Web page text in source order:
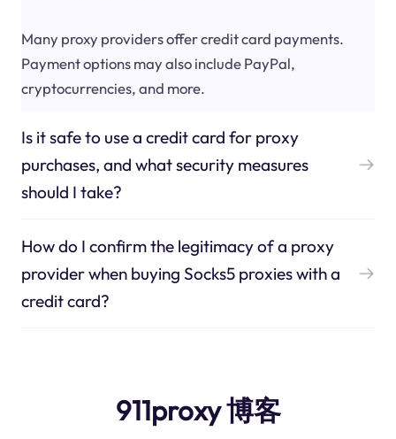
Many proxy providers offer credit card payments.
Payment options may also include PayPal,
cryptocurrencies, and more.
Is it safe to use a credit card for proxy
purchases, and what security measures
should I take?
How do I confirm the legitimacy of a proxy
provider when buying Socks5 proxies with a
credit card?
911proxy 博客